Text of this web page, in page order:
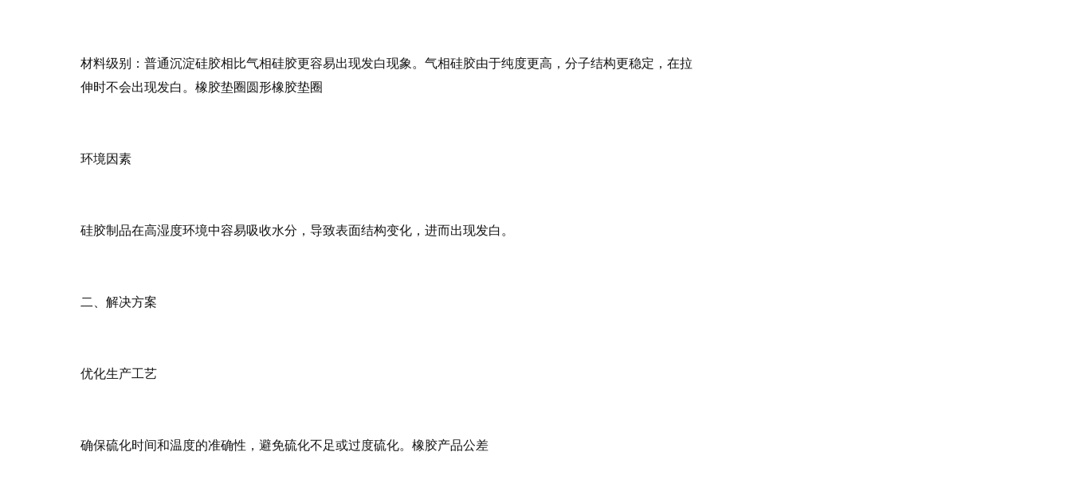
材料级别：普通沉淀硅胶相比气相硅胶更容易出现发白现象。气相硅胶由于纯度更高，分子结构更稳定，在拉
伸时不会出现发白。橡胶垫圈圆形橡胶垫圈
环境因素
硅胶制品在高湿度环境中容易吸收水分，导致表面结构变化，进而出现发白。
二、解决方案
优化生产工艺
确保硫化时间和温度的准确性，避免硫化不足或过度硫化。橡胶产品公差